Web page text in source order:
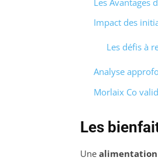
Impact des
Les défis à
Analyse
Morlaix Co
Les
Une